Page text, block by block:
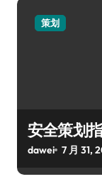
策划
安全策划
dawei 7 月 31,